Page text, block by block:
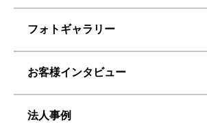
フォトギャラリー
お客様インタビュー
法人事例